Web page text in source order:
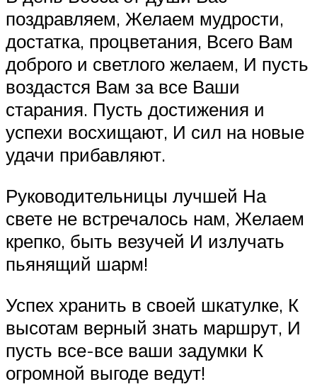
поздравляем, Желаем мудрости,
достатка, процветания, Всего Вам
доброго и светлого желаем, И пусть
воздастся Вам за все Ваши
старания. Пусть достижения и
успехи восхищают, И сил на новые
удачи прибавляют.
Руководительницы лучшей На
свете не встречалось нам, Желаем
крепко, быть везучей И излучать
пьянящий шарм!
Успех хранить в своей шкатулке, К
высотам верный знать маршрут, И
пусть все-все ваши задумки К
огромной выгоде ведут!